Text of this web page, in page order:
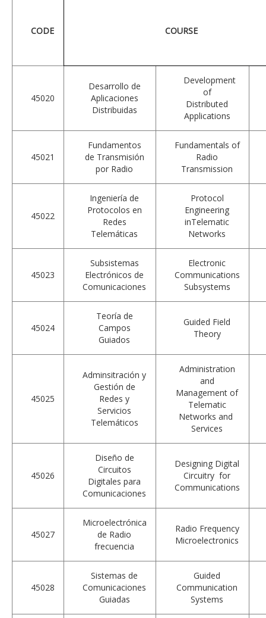
CODE COURSE
45020
Desarrollo de
Aplicaciones
Distribuidas
Development
of
Distributed
Applications
45021
Fundamentos
de Transmisión
por Radio
Fundamentals of
Radio
Transmission
45022
Ingeniería de
Protocolos en
Redes
Telemáticas
Protocol
Engineering
inTelematic
Networks
45023
Subsistemas
Electrónicos de
Comunicaciones
Electronic
Communications
Subsystems
45024
Teoría de
Campos
Guiados
Guided Field
Theory
45025
Adminsitración y
Gestión de
Redes y
Servicios
Telemáticos
Administration
and
Management of
Telematic
Networks and
Services
45026
Diseño de
Circuitos
Digitales para
Comunicaciones
Designing Digital
Circuitry for
Communications
45027
Microelectrónica
de Radio
frecuencia
Radio Frequency
Microelectronics
45028
Sistemas de
Comunicaciones
Guiadas
Guided
Communication
Systems